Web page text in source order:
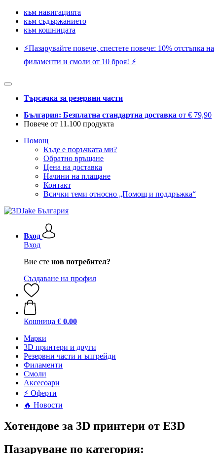
към навигацията
към съдържанието
към кошницата
⚡️Пазарувайте повече, спестете повече: 10% отстъпка на
филаменти и смоли от 10 броя! ⚡️
Търсачка за резервни части
България: Безплатна стандартна доставка от € 79,90
Повече от 11.100 продукта
Помощ
Къде е поръчката ми?
Обратно връщане
Цена на доставка
Начини на плащане
Контакт
Всички теми относно „Помощ и поддръжка“
Вход
Вход
Вие сте нов потребител?
Създаване на профил
Кошница € 0,00
Mарки
3D принтери и други
Резервни части и ъпгрейди
Филаменти
Смоли
Аксесоари
⚡ Оферти
🔥 Новости
Хотендове за 3D принтери от E3D
Пазаруване по категория: